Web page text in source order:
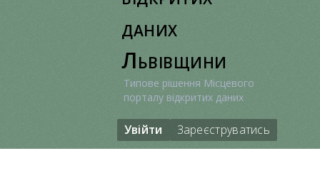
даних
Львівщини
Типове рішення Місцевого
порталу відкритих даних
Увійти Зареєструватись